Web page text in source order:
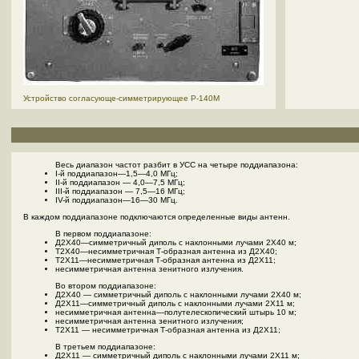
Устройство согласующе-симметрирующее Р-140М
Весь диапазон частот разбит в УСС на четыре поддиапазона:
I-й поддиапазон—1,5—4,0 МГц;
II-й поддиапазон — 4,0—7,5 МГц;
III-й поддиапазон — 7,5—16 МГц;
IV-й поддиапазон—16—30 МГц.
В каждом поддиапазоне подключаются определенные виды антенн.
В первом поддиапазоне:
Д2Х40—симметричный диполь с наклонными лучами 2X40 м;
Т2Х40—несимметричная Т-образная антенна из Д2Х40;
Т2Х11—несимметричная Т-образная антенна из Д2Х11;
несимметричная антенна зенитного излучения.
Во втором поддиапазоне:
Д2Х40 — симметричный диполь с наклонными лучами 2X40 м;
Д2Х11—симметричный диполь с наклонными лучами 2X11 м;
несимметричная антенна—полутелескопический штырь 10 м;
несимметричная антенна зенитного излучения;
Т2Х11 — несимметричная Т-образная антенна из Д2Х11;
В третьем поддиапазоне:
Д2Х11 — симметричный диполь с наклонными лучами 2X11 м;